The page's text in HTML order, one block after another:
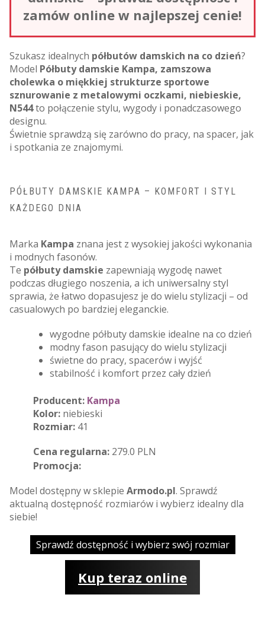
zamów online w najlepszej cenie!
Szukasz idealnych półbutów damskich na co dzień?
Model Półbuty damskie Kampa, zamszowa
cholewka o miękkiej strukturze sportowe
sznurowanie z metalowymi oczkami, niebieskie,
N544to połączenie stylu, wygody i ponadczasowego
designu.
Świetnie sprawdzą się zarówno do pracy, na spacer, jak
i spotkania ze znajomymi.
PÓŁBUTY DAMSKIE KAMPA – KOMFORT I STYL
KAŻDEGO DNIA
Marka Kampa znana jest z wysokiej jakości wykonania
i modnych fasonów.
Te półbuty damskie zapewniają wygodę nawet
podczas długiego noszenia, a ich uniwersalny styl
sprawia, że łatwo dopasujesz je do wielu stylizacji – od
casualowych po bardziej eleganckie.
wygodne półbuty damskie idealne na co dzień
modny fason pasujący do wielu stylizacji
świetne do pracy, spacerów i wyjść
stabilność i komfort przez cały dzień
Producent: Kampa
Kolor: niebieski
Rozmiar: 41
Cena regularna: 279.0 PLN
Promocja:
Model dostępny w sklepie Armodo.pl. Sprawdź
aktualną dostępność rozmiarów i wybierz idealny dla
siebie!
Sprawdź dostępność i wybierz swój rozmiar
Kup teraz online